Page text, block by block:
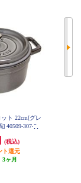
ト 22cm[グレ
40509-307-0
(税込)
ト還元
3ヶ月